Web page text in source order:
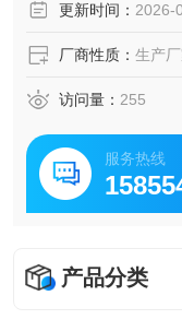
及蛋白相互作用实验
更新时间： 2026-
厂商性质： 生产
访问量： 255
服务热线
产品分类